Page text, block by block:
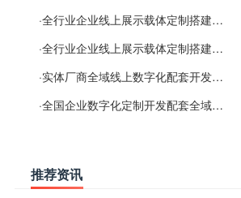
·全行业企业线上展示载体定制搭建服务
·全行业企业线上展示载体定制搭建服务
·实体厂商全域线上数字化配套开发与地域检索优化服务
·全国企业数字化定制开发配套全域搜索优化服务
推荐资讯